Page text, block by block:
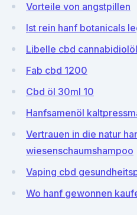
Vorteile von angstpillen
Ist rein hanf botanicals
Libelle cbd
Fab cbd 1200
Cbd öl 30ml 10
Hanfsamenöl
Vertrauen in die natur
wiesenschaumshampoo
Vaping cbd
Wo hanf gewonnen